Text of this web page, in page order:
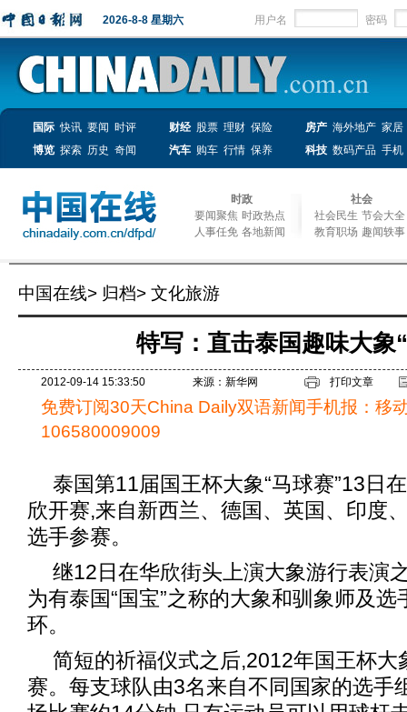
2026-8-8 星期六 用户名 密码
国际 快讯 要闻 时评 财经 股票 理财 保险 房产 海外地产 家居
博览 探索 历史 奇闻 汽车 购车 行情 保养 科技 数码产品 手机
时政
要闻聚焦 时政热点
人事任免 各地新闻
社会
社会民生 节会大全
教育职场 趣闻轶事
中国在线> 归档> 文化旅游
特写：直击泰国趣味大象
2012-09-14 15:33:50 来源：新华网 打印文章
免费订阅30天China Daily双语新闻手机报：移
106580009009
泰国第11届国王杯大象“马球赛”13日
欣开赛,来自新西兰、德国、英国、印度
选手参赛。
继12日在华欣街头上演大象游行表演
为有泰国“国宝”之称的大象和驯象师及
环。
简短的祈福仪式之后,2012年国王杯大
赛。每支球队由3名来自不同国家的选手